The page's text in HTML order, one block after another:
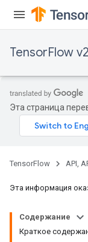
TensorFlow
Эта страница
TensorFlow API,
Эта информация
Содержание
Краткое